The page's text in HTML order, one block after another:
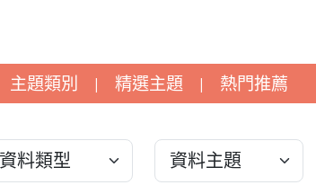
主題類別 | 精選主題 | 熱門推薦